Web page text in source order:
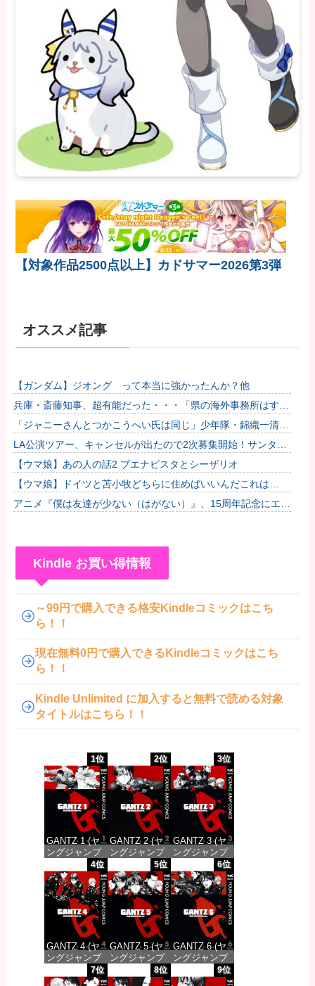
【対象作品2500点以上】カドサマー2026第3弾
オススメ記事
【ガンダム】ジオング って本当に強かったんか？他
兵庫・斎藤知事、超有能だった・・・「県の海外事務所はすべ
て閉鎖で。直営する意味ないし皆さんから理解得られないでし
ょ」他
「ジャニーさんとつかこうへい氏は同じ」少年隊・錦織一清が
明かすレジェンドの共通点と我流の演出論
LA公演ツアー、キャンセルが出たので2次募集開始！サンタア
ニタパークへ行くオプショナルツアーも決定！
【ウマ娘】あの人の話2 ブエナビスタとシーザリオ
【ウマ娘】ドイツと苫小牧どちらに住めばいいんだこれは…
アニメ『僕は友達が少ない（はがない）』、15周年記念にエ●
Kindle お買い得情報
～99円で購入できる格安Kindleコミックはこち
ら！！
現在無料0円で購入できるKindleコミックはこち
ら！！
Kindle Unlimited に加入すると無料で読める対象
タイトルはこちら！！
1位
GANTZ 1 (ヤ
ングジャンプ
コミックス
DIGITAL)
価格：¥100
2位
GANTZ 2 (ヤ
ングジャンプ
コミックス
DIGITAL)
価格：¥100
3位
GANTZ 3 (ヤ
ングジャンプ
コミックス
DIGITAL)
価格：¥100
4位
GANTZ 4 (ヤ
ングジャンプ
コミックス
DIGITAL)
5位
GANTZ 5 (ヤ
ングジャンプ
コミックス
DIGITAL)
6位
GANTZ 6 (ヤ
ングジャンプ
コミックス
DIGITAL)
7位 8位 9位